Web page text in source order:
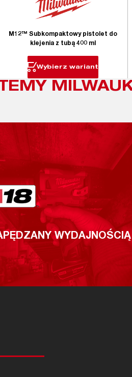
M12™ Subkompaktowy pistolet do
klejenia z tubą 400 ml
Wybierz wariant
WYDAJNOŚCIĄ